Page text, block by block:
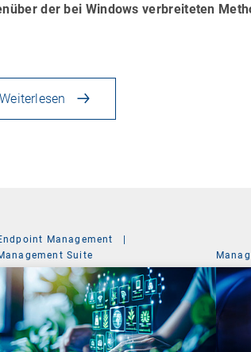
der bei Windows verbreiteten
Weiterlesen
Management
|
Suite